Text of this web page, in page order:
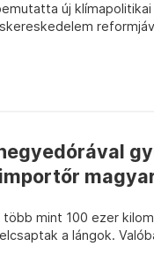
új
több mint 100 ezer
a lángok.